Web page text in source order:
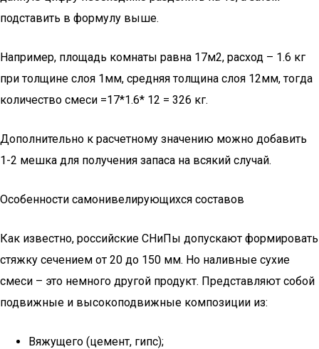
подставить в формулу выше.
Например, площадь комнаты равна 17м2, расход – 1.6 кг
при толщине слоя 1мм, средняя толщина слоя 12мм, тогда
количество смеси =17*1.6* 12 = 326 кг.
Дополнительно к расчетному значению можно добавить
1-2 мешка для получения запаса на всякий случай.
Особенности самонивелирующихся составов
Как известно, российские СНиПы допускают формировать
стяжку сечением от 20 до 150 мм. Но наливные сухие
смеси – это немного другой продукт. Представляют собой
подвижные и высокоподвижные композиции из:
Вяжущего (цемент, гипс);